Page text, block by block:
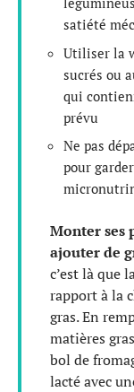
satiété
Utiliser la
sucrés ou
qui
prévu
Ne pas
pour
Monter ses
ajouter de
c’est là que
rapport à la
gras. En
matières
bol de
lacté avec